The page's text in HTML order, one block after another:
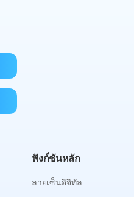
ฟังก์ชันหลัก
ลายเซ็นดิจิทัล